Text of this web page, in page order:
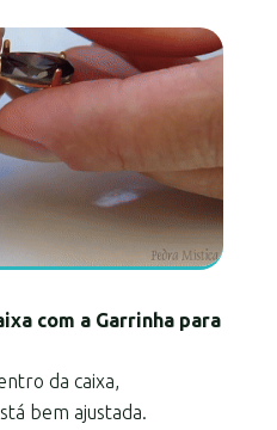
com a Garrinha para
da caixa,
bem ajustada.